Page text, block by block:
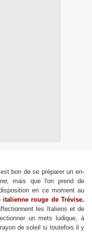
bon de se préparer un en-
mais que l'on prend de
en ce moment au
rouge de Trévise.
les Italiens et de
un mets ludique, à
de soleil si toutefois il y